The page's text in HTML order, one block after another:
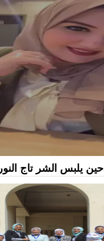
يلبس الشر تاج النور